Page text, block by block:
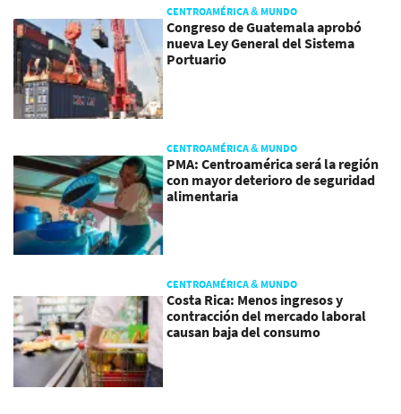
CENTROAMÉRICA & MUNDO
Congreso de Guatemala aprobó
nueva Ley General del Sistema
Portuario
CENTROAMÉRICA & MUNDO
PMA: Centroamérica será la región
con mayor deterioro de seguridad
alimentaria
CENTROAMÉRICA & MUNDO
Costa Rica: Menos ingresos y
contracción del mercado laboral
causan baja del consumo